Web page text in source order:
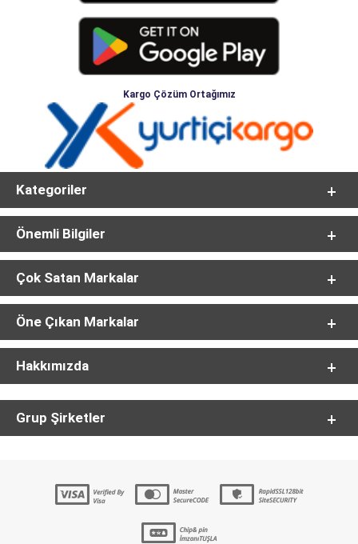
Kargo Çözüm Ortağımız
Kategoriler
Önemli Bilgiler
Çok Satan Markalar
Öne Çıkan Markalar
Hakkımızda
Grup Şirketler